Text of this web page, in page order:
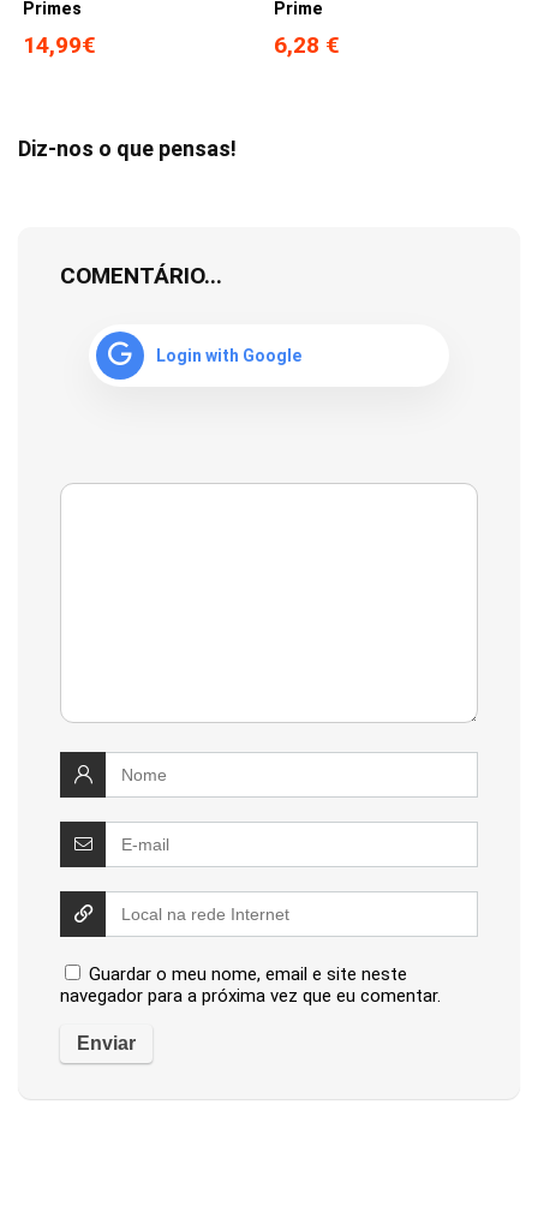
Primes
14,99€
Prime
6,28 €
Diz-nos o que pensas!
COMENTÁRIO...
Login with Google
Guardar o meu nome, email e site neste
navegador para a próxima vez que eu comentar.